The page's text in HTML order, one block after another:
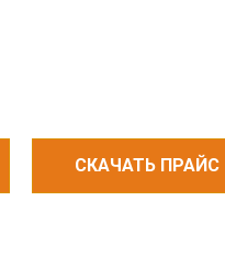
СКАЧАТЬ ПРАЙС